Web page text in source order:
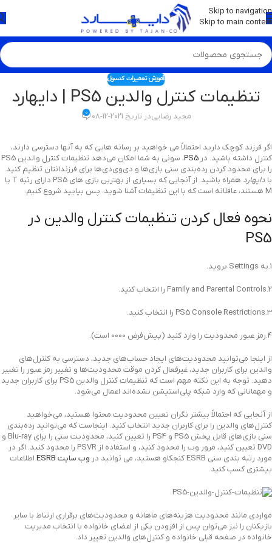
Skip to navigation
Skip to main content
💡برچسب و اسکین کنسول ها بروز شد . . . اینجا کیک کن !
آموزش تعمیرات کنسول
تنظیمات کنترل والدین PS5 | دایهارد
مجید رضاییدر تاریخ 2021-12-08 0
اگر فرزند کوچک دارید احتمالاً می خواهید بر رسانه هایی که به آنها دسترسی دارند،
کنترل داشته باشید. در PS5
، سونی به شما امکان می‌دهد تنظیمات کنترل والدین PS5
را برای محدود کردن رده‌بندی سنی بازی‌ها و دی‌وی‌دی‌ها برای فرزندانتان تنظیم کنید.
با دایهارد
همراه باشید. از آنجایی که بسیاری از بهترین بازی های PS5 دارای رتبه T یا
M هستند، عاقلانه است که با این تنظیمات آشنا شوید. پس بیایید شروع کنیم.
نحوه فعال کردن تنظیمات کنترل والدین در
PS5
1.به Settings بروید.
2.Family and Parental Controls را انتخاب کنید.
3.PS5 Console Restrictions را انتخاب کنید.
4.رمز عبور محدودیت را وارد کنید (پیش‌فرض 0000 است).
از اینجا می‌توانید محدودیت‌های ایجاد حساب‌های جدید، دسترسی به کنترل‌های
والدین برای کاربران جدید، غیرفعال کردن موقت محدودیت‌ها و تغییر رمز عبور را تغییر
دهید. توجه به این نکته مهم است که تنظیمات کنترل والدین PS5 برای کاربران جدید
و مهمانانی که وارد شبکه پلی‌استیشن نشده‌اند اعمال می‌شود.
از آنجایی که احتمالاً بیشتر نگران تعیین محدودیت محتوا هستید، می‌خواهید
کنترل‌های والدین را برای کاربران جدید انتخاب کنید. اینجاست که می‌توانید رده‌بندی
سنی بازی‌های قابل پخش PS5 و PS4 را تعیین کنید، محدودیت سنی را برای Blu-ray و
DVD تعیین کنید، مرور وب را محدود کنید، و استفاده از PSVR را محدود کنید. اگر در
مورد رتبه بندی سنی ESRB کنجکاو هستید، می توانید در
وب سایت ESRB
اطلاعات
بیشتری کسب کنید.
مواردی مانند محدودیت هزینه‌های ماهانه و محدودیت‌های برقراری ارتباط با سایر
بازیکنان را نیز می‌توان پس از افزودن یکی از اعضای خانواده با انتخاب مدیریت
خانواده در صفحه قبلی خانواده و کنترل‌های والدین تغییر داد.